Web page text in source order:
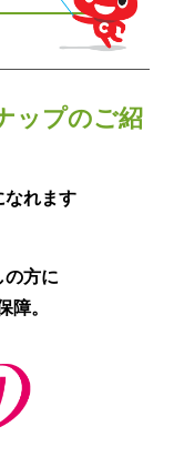
ップのご紹
なれます
の方に
障。